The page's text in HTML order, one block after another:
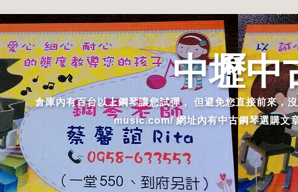
中壢中
倉庫內有百台以上鋼琴讓您試彈， 但避免您直接前來
music.com/ 網址內有中古鋼琴選購文